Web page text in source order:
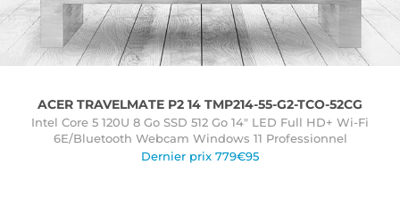
ACER TRAVELMATE P2 14 TMP214-55-G2-TCO-52CG
Intel Core 5 120U 8 Go SSD 512 Go 14" LED Full HD+ Wi-Fi
6E/Bluetooth Webcam Windows 11 Professionnel
Dernier prix 779€95